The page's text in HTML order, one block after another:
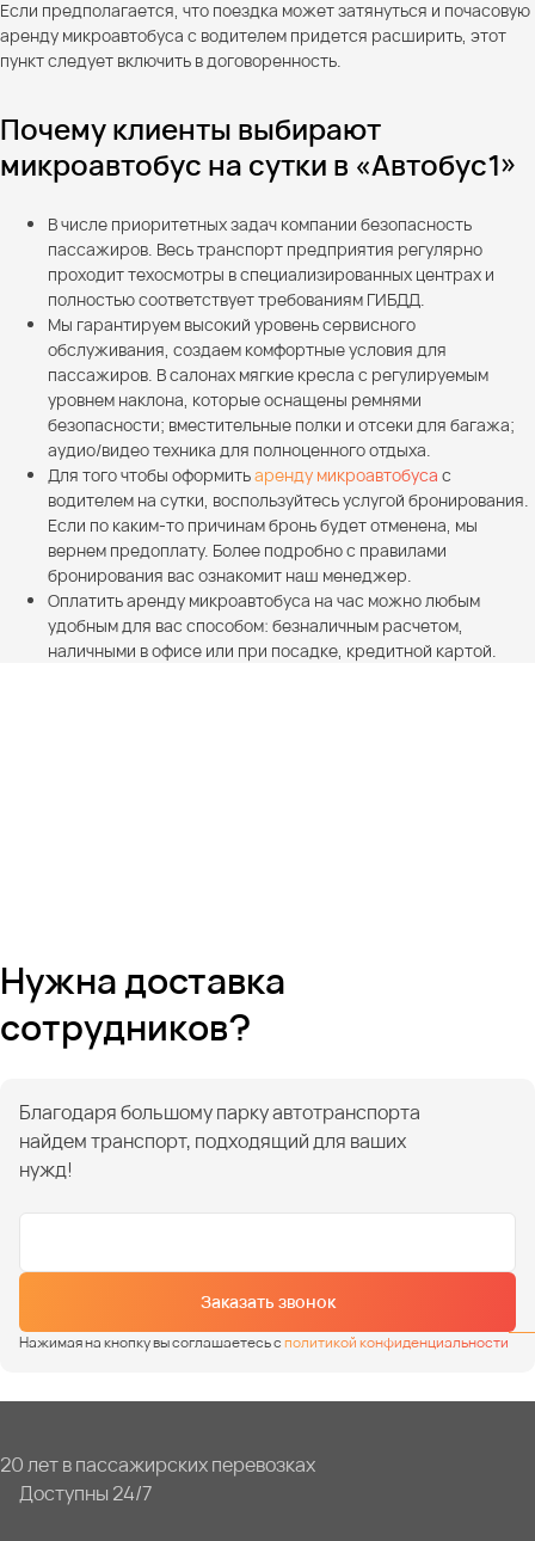
Если предполагается, что поездка может затянуться и почасовую
аренду микроавтобуса с водителем придется расширить, этот
пункт следует включить в договоренность.
Почему клиенты выбирают
микроавтобус на сутки в «Автобус1»
В числе приоритетных задач компании безопасность
пассажиров. Весь транспорт предприятия регулярно
проходит техосмотры в специализированных центрах и
полностью соответствует требованиям ГИБДД.
Мы гарантируем высокий уровень сервисного
обслуживания, создаем комфортные условия для
пассажиров. В салонах мягкие кресла с регулируемым
уровнем наклона, которые оснащены ремнями
безопасности; вместительные полки и отсеки для багажа;
аудио/видео техника для полноценного отдыха.
Для того чтобы оформитьаренду микроавтобуса с
водителем на сутки, воспользуйтесь услугой бронирования.
Если по каким-то причинам бронь будет отменена, мы
вернем предоплату. Более подробно с правилами
бронирования вас ознакомит наш менеджер.
Оплатить аренду микроавтобуса на час можно любым
удобным для вас способом: безналичным расчетом,
наличными в офисе или при посадке, кредитной картой.
Нужна доставка
сотрудников?
Благодаря большому парку автотранспорта
найдем транспорт, подходящий для ваших
нужд!
Заказать звонок
Нажимая на кнопку вы соглашаетесь сполитикой конфиденциальности
20 лет в пассажирских перевозках
Доступны 24/7